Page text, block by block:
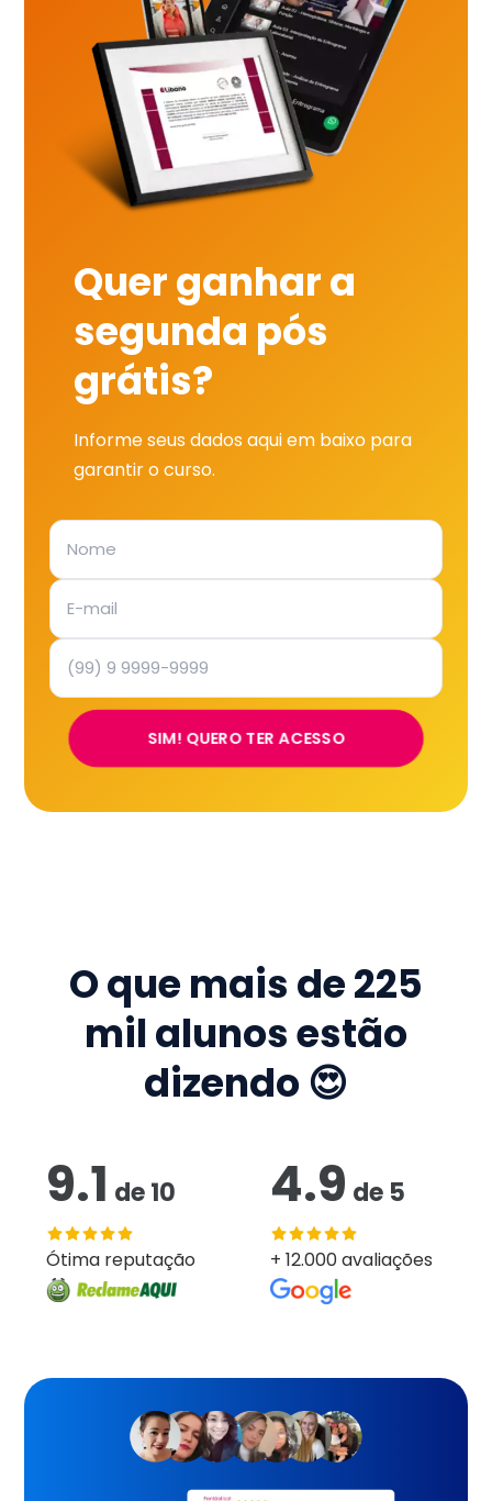
Quer ganhar a
segunda pós
grátis?
Informe seus dados aqui em baixo para
garantir o curso.
SIM! QUERO TER ACESSO
O que mais de225
mil alunos estão
dizendo 😍
9.1 de10
Ótima reputação
4.9 de 5
+ 12.000 avaliações